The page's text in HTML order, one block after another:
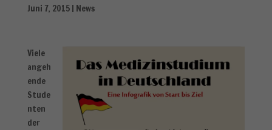
Juni 7, 2015| News
Viele
angeh
ende
Stude
nten
der